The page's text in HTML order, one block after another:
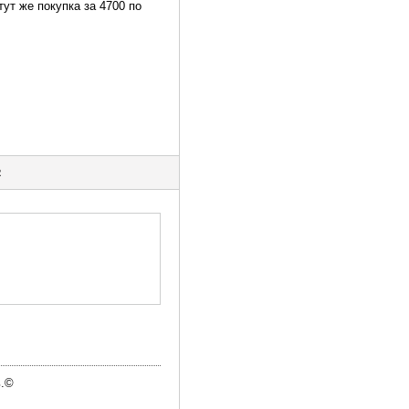
же покупка за 4700 по